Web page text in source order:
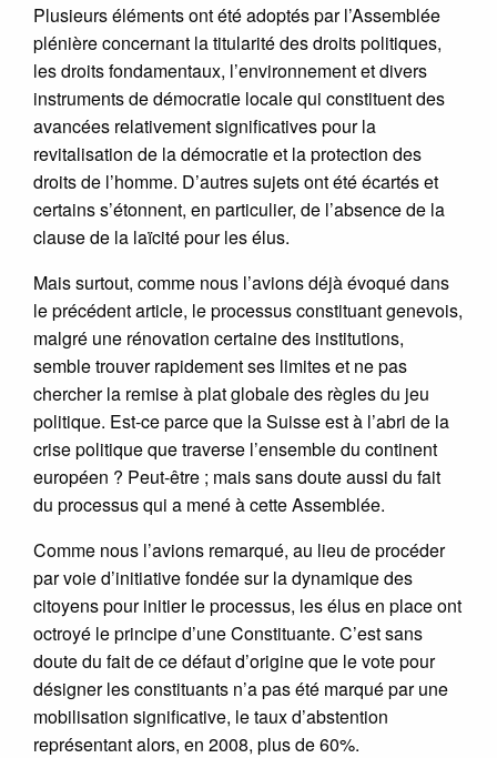
Plusieurs éléments ont été adoptés par l’Assemblée
plénière concernant la titularité des droits politiques,
les droits fondamentaux, l’environnement et divers
instruments de démocratie locale qui constituent des
avancées relativement significatives pour la
revitalisation de la démocratie et la protection des
droits de l’homme. D’autres sujets ont été écartés et
certains s’étonnent, en particulier, de l’absence de la
clause de la laïcité pour les élus.
Mais surtout, comme nous l’avions déjà évoqué dans
le précédent article, le processus constituant genevois,
malgré une rénovation certaine des institutions,
semble trouver rapidement ses limites et ne pas
chercher la remise à plat globale des règles du jeu
politique. Est-ce parce que la Suisse est à l’abri de la
crise politique que traverse l’ensemble du continent
européen ? Peut-être ; mais sans doute aussi du fait
du processus qui a mené à cette Assemblée.
Comme nous l’avions remarqué, au lieu de procéder
par voie d’initiative fondée sur la dynamique des
citoyens pour initier le processus, les élus en place ont
octroyé le principe d’une Constituante. C’est sans
doute du fait de ce défaut d’origine que le vote pour
désigner les constituants n’a pas été marqué par une
mobilisation significative, le taux d’abstention
représentant alors, en 2008, plus de 60%.